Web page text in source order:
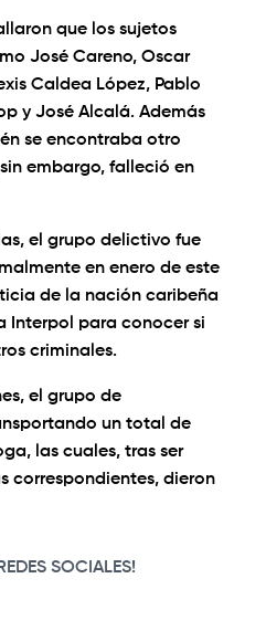
que los sujetos
José Careno, Oscar
Caldea López, Pablo
y José Alcalá. Además
se encontraba otro
embargo, falleció en
el grupo delictivo fue
en enero de este
de la nación caribeña
Interpol para conocer si
criminales.
el grupo de
un total de
las cuales, tras ser
correspondientes, dieron
SOCIALES!